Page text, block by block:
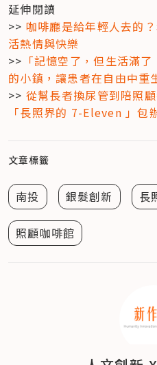
延伸閱讀
>> 咖啡廳是給年輕人去的
活熱情與快樂
>> 「記憶空了，但生活滿
的小鎮，讓患者在自由中重
>> 從幫長者換尿管到陪照
「長照界的 7-Eleven 」包
文章標籤
南投 銀髮創新 長
照顧咖啡館